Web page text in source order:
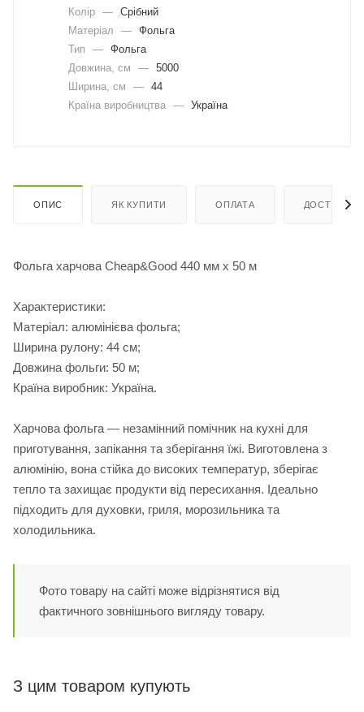
Колір — Срібний
Матеріал
— Фольга
Тип
— Фольга
Довжина, cм
— 5000
Ширина, cм
— 44
Країна виробництва — Україна
ОПИС ЯК КУПИТИ ОПЛАТА ДОСТАВКА
Фольга харчова Cheap&Good 440 мм х 50 м
Характеристики:
Матеріал: алюмінієва фольга;
Ширина рулону: 44 см;
Довжина фольги: 50 м;
Країна виробник: Україна.
Харчова фольга — незамінний помічник на кухні для
приготування, запікання та зберігання їжі. Виготовлена з
алюмінію, вона стійка до високих температур, зберігає
тепло та захищає продукти від пересихання. Ідеально
підходить для духовки, гриля, морозильника та
холодильника.
Фото товару на сайті може відрізнятися від
фактичного зовнішнього вигляду товару.
З цим товаром купують